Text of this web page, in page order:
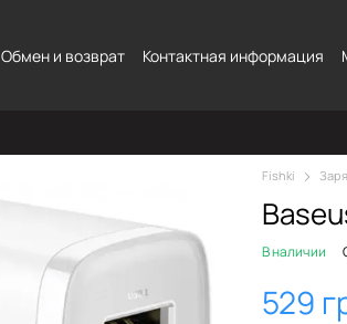
Обмен и возврат Контактная информация
Fishki
В наличии
529